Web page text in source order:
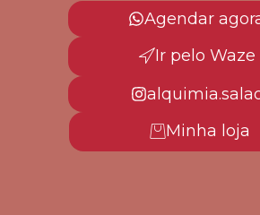
Agendar
Ir pelo Waze
Minha loja